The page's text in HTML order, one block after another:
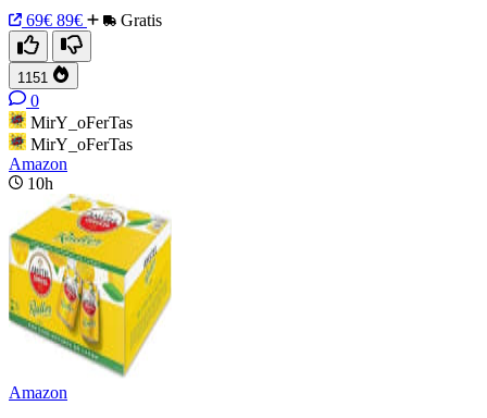
69€ 89€ Gratis
1151
0
MirY_oFerTas
MirY_oFerTas
Amazon
10h
Amazon